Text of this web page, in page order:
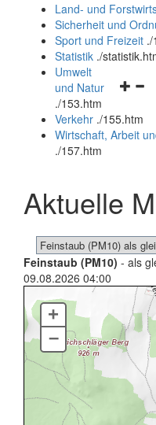
und
schließen
Land- und
Sicherheit und
Sport und Freizeit ./
Statistik ./
und
Umwelt
und Natur
./153.htm
Verkehr ./155.htm
Wirtschaft, Arbeit
./157.htm
Aktuelle
Feinstaub (PM10) - als
09.08.2026 04:00
+
–